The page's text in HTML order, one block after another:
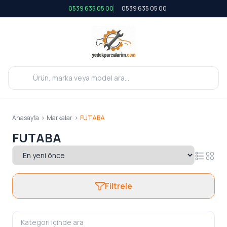
0539 635 05 00 0539 635 05 00
Anasayfa > Markalar > FUTABA
FUTABA
Filtrele